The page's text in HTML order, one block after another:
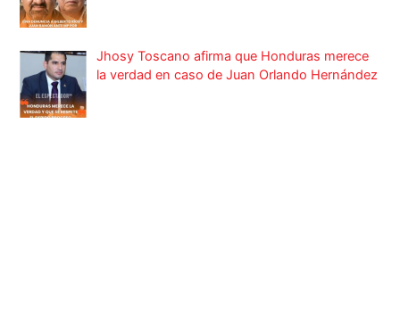
Jhosy Toscano afirma que Honduras merece
la verdad en caso de Juan Orlando Hernández